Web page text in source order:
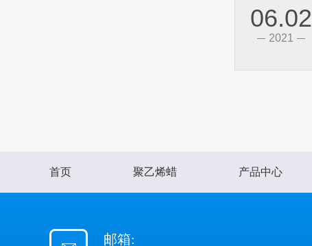
06.02
2021
首页 聚乙烯蜡 产品中心
邮箱: